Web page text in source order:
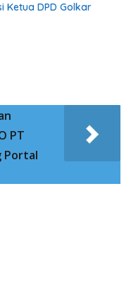
Ketua DPD Golkar
PT
Portal